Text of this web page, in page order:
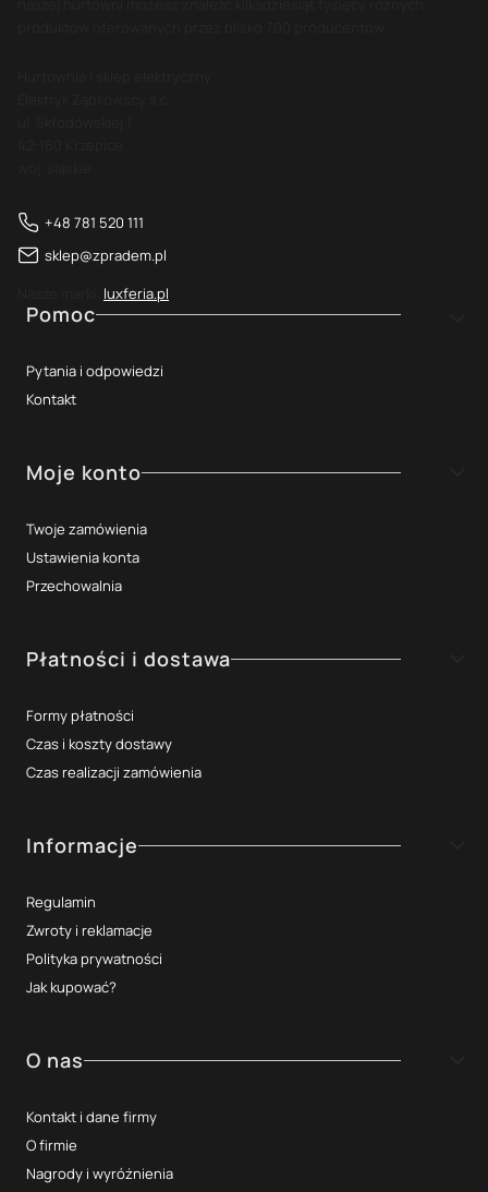
+48 781 520 111
sklep@zpradem.pl
luxferia.pl
Linki w stopce
Pomoc
Pytania i odpowiedzi
Kontakt
Moje konto
Twoje zamówienia
Ustawienia konta
Przechowalnia
Płatności i dostawa
Formy płatności
Czas i koszty dostawy
Czas realizacji zamówienia
Informacje
Regulamin
Zwroty i reklamacje
Polityka prywatności
Jak kupować?
O nas
Kontakt i dane firmy
O firmie
Nagrody i wyróżnienia